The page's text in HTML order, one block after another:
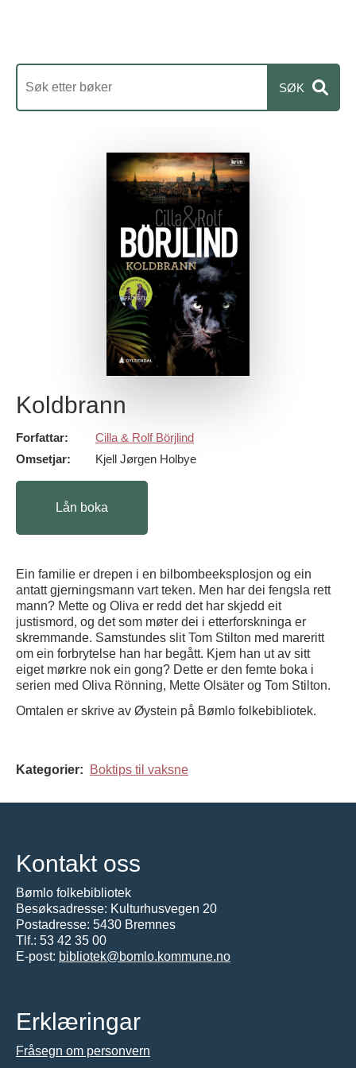
Koldbrann
Forfattar:
Cilla & Rolf Börjlind
Omsetjar:
Kjell Jørgen Holbye
Lån boka
Ein familie er drepen i en bilbombeeksplosjon og ein
antatt gjerningsmann vart teken. Men har dei fengsla rett
mann? Mette og Oliva er redd det har skjedd eit
justismord, og det som møter dei i etterforskninga er
skremmande. Samstundes slit Tom Stilton med mareritt
om ein forbrytelse han har begått. Kjem han ut av sitt
eiget mørkre nok ein gong? Dette er den femte boka i
serien med Oliva Rönning, Mette Olsäter og Tom Stilton.
Omtalen er skrive av Øystein på Bømlo folkebibliotek.
Kategorier: Boktips til vaksne
Kontakt oss
Bømlo folkebibliotek
Besøksadresse: Kulturhusvegen 20
Postadresse: 5430 Bremnes
Tlf.: 53 42 35 00
E-post: bibliotek@bomlo.kommune.no
Erklæringar
Fråsegn om personvern